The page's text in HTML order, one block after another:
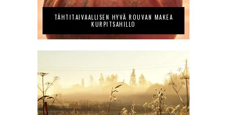
TÄHTITAIVAALLISEN HYVÄ ROUVAN MAKEA
KURPITSAHILLO